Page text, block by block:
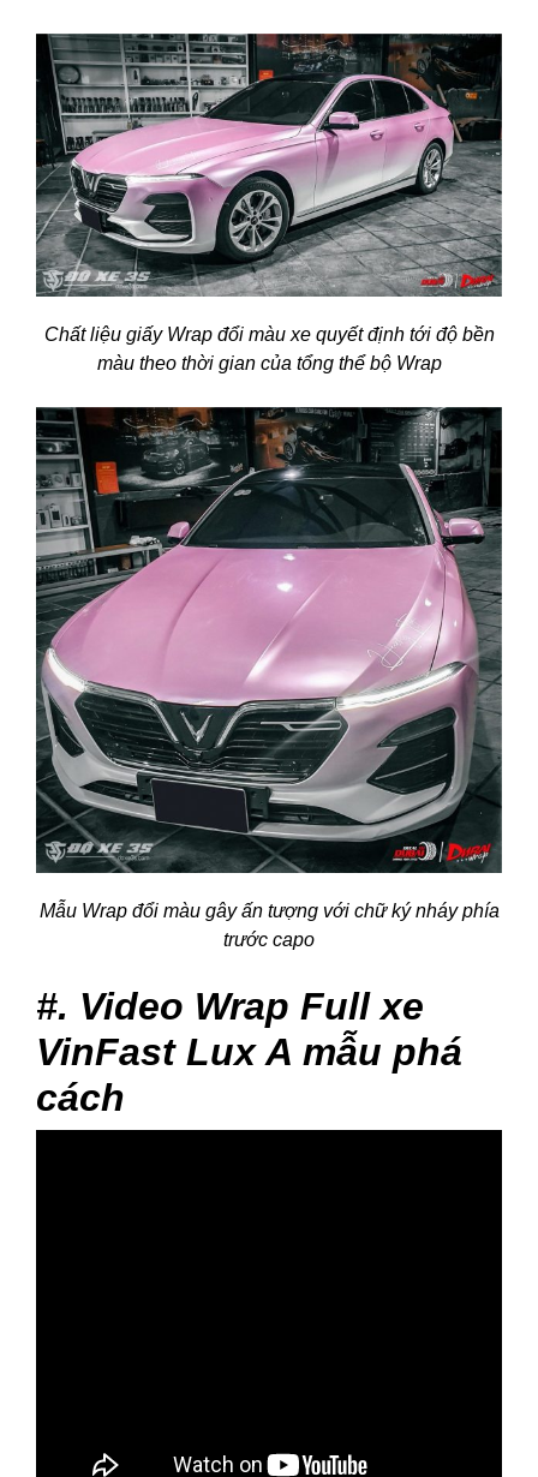
Chất liệu giấy Wrap đổi màu xe quyết định tới độ bền
màu theo thời gian của tổng thể bộ Wrap
Mẫu Wrap đổi màu gây ấn tượng với chữ ký nháy phía
trước capo
#. Video Wrap Full xe
VinFast Lux A mẫu phá
cách